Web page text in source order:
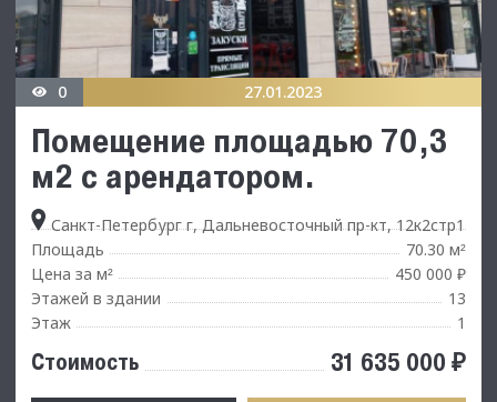
0 27.01.2023
Помещение площадью 70,3
м2 с арендатором.
Санкт-Петербург г, Дальневосточный пр-кт, 12к2стр1
Площадь
70.30 м²
Цена за м²
450 000 ₽
Этажей в здании
13
Этаж
1
Стоимость 31 635 000 ₽